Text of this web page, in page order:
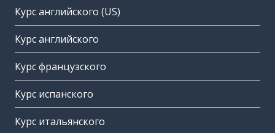
Курс английского (US)
Курс английского
Курс французского
Курс испанского
Курс итальянского